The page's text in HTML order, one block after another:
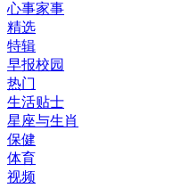
心事家事
精选
特辑
早报校园
热门
生活贴士
星座与生肖
保健
体育
视频